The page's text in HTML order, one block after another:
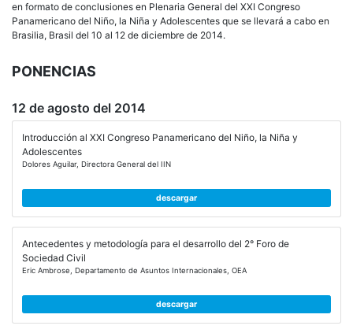
en formato de conclusiones en Plenaria General del XXI Congreso
Panamericano del Niño, la Niña y Adolescentes que se llevará a cabo en
Brasilia, Brasil del 10 al 12 de diciembre de 2014.
PONENCIAS
12 de agosto del 2014
Introducción al XXI Congreso Panamericano del Niño, la Niña y
Adolescentes
Dolores Aguilar, Directora General del IIN
descargar
Antecedentes y metodología para el desarrollo del 2° Foro de
Sociedad Civil
Eric Ambrose, Departamento de Asuntos Internacionales, OEA
descargar